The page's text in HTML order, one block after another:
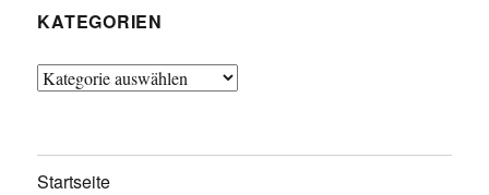
KATEGORIEN
Kategorien
Startseite